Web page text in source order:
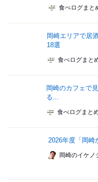
食べログまと
岡崎エリアで居
18選
食べログまと
岡崎のカフェで
る...
食べログまと
2026年度「岡崎
岡崎のイケノ